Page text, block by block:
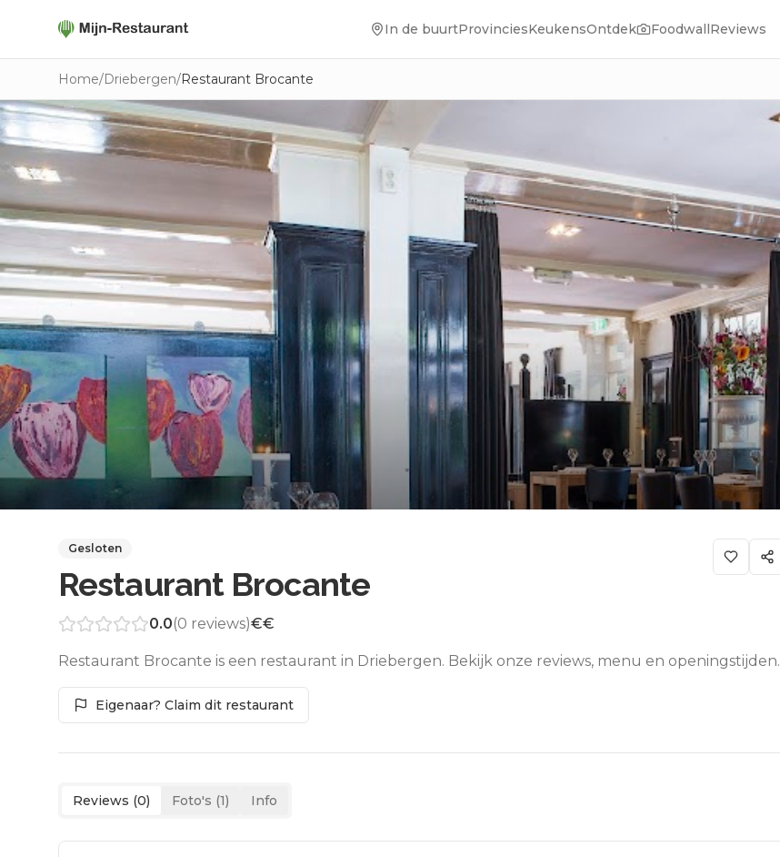
In de buurtProvinciesKeukensOntdek FoodwallReviews
Home/Driebergen/Restaurant Brocante
Gesloten
Restaurant Brocante
0.0(0 reviews)€€
Restaurant Brocante is een restaurant in Driebergen. Bekijk onze reviews, menu en openingstijden.
Eigenaar? Claim dit restaurant
Reviews (0) Foto's (1) Info